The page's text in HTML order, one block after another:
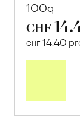
100g
CHF
CHF 14.40